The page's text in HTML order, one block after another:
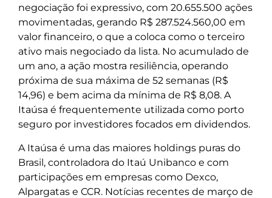
negociação foi expressivo, com 20.655.500 ações
movimentadas, gerando R$ 287.524.560,00 em
valor financeiro, o que a coloca como o terceiro
ativo mais negociado da lista. No acumulado de
um ano, a ação mostra resiliência, operando
próxima de sua máxima de 52 semanas (R$
14,96) e bem acima da mínima de R$ 8,08. A
Itaúsa é frequentemente utilizada como porto
seguro por investidores focados em dividendos.
A Itaúsa é uma das maiores holdings puras do
Brasil, controladora do Itaú Unibanco e com
participações em empresas como Dexco,
Alpargatas e CCR. Notícias recentes de março de